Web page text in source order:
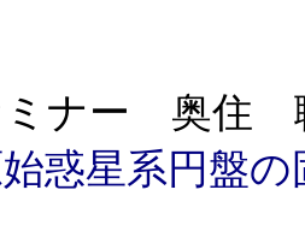
ミナー 奥住
惑星系円盤